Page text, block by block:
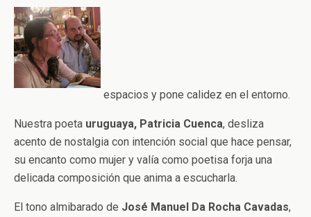
espacios y pone calidez en el entorno.
Nuestra poeta uruguaya, Patricia Cuenca, desliza
acento de nostalgia con intención social que hace pensar,
su encanto como mujer y valía como poetisa forja una
delicada composición que anima a escucharla.
El tono almibarado de José Manuel Da Rocha Cavadas,